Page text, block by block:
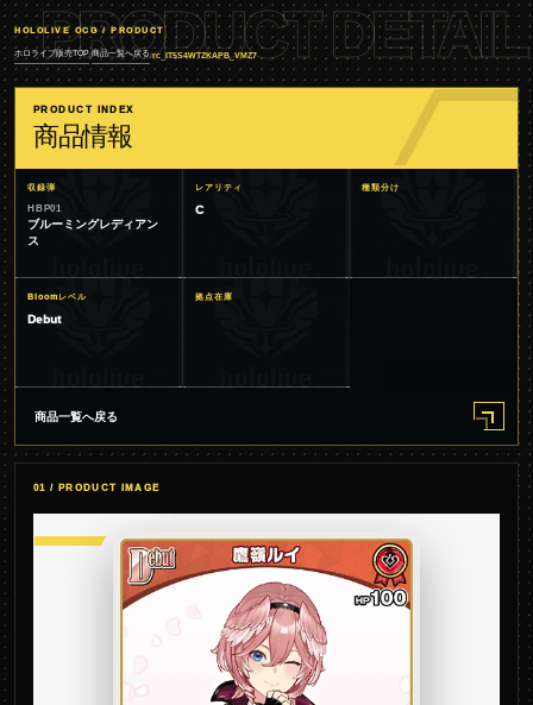
PRODUCT DETAIL
HOLOLIVE OCG / PRODUCT
ホロライブ販売TOP/商品一覧へ戻る/rc_IT5S4WTZKAPB_VMZ7
PRODUCT INDEX
商品情報
収録弾
HBP01
ブルーミングレディアン
ス
レアリティ
C
種類分け
Bloomレベル
Debut
拠点在庫
商品一覧へ戻る
01 / PRODUCT IMAGE